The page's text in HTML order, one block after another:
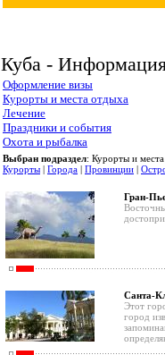
Куба -
Оформление визы
Курорты и места отдыха
Лечение
Праздники и события
Охота и рыбалка
Выбран подраздел: Курорты и
Курорты | Города | Провинции |
Гран-
Санта-
Этот
город